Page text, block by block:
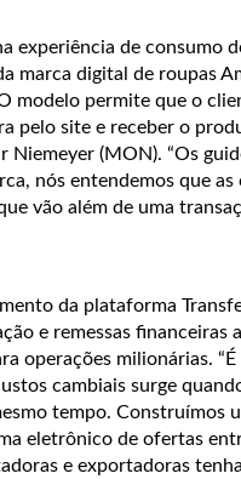
experiência de consumo
marca digital de roupas
modelo permite que o
pelo site e receber o
(MON). “Os
nós entendemos que as
vão além de uma
da plataforma
e remessas financeiras
operações milionárias. “É
cambiais surge
tempo. Construímos
eletrônico de ofertas
e exportadoras